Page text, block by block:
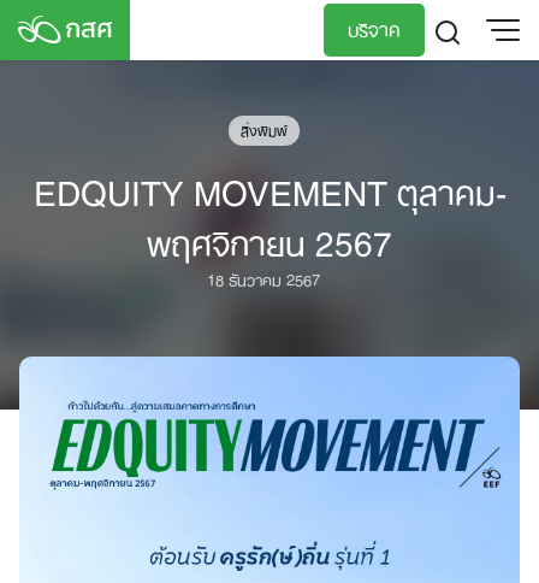
Skip
บริจาค
สิ่งพิมพ์
EDQUITY MOVEMENT ตุลาคม-
พฤศจิกายน 2567
18 ธันวาคม 2567